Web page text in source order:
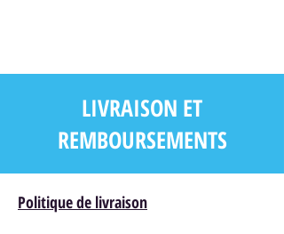
LIVRAISON ET
REMBOURSEMENTS
Politique de livraison